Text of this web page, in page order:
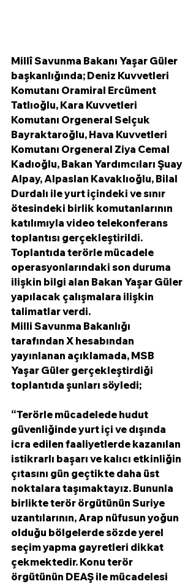
Millî Savunma Bakanı Yaşar Güler
başkanlığında; Deniz Kuvvetleri
Komutanı Oramiral Ercüment
Tatlıoğlu, Kara Kuvvetleri
Komutanı Orgeneral Selçuk
Bayraktaroğlu, Hava Kuvvetleri
Komutanı Orgeneral Ziya Cemal
Kadıoğlu, Bakan Yardımcıları Şuay
Alpay, Alpaslan Kavaklıoğlu, Bilal
Durdalı ile yurt içindeki ve sınır
ötesindeki birlik komutanlarının
katılımıyla video telekonferans
toplantısı gerçekleştirildi.
Toplantıda terörle mücadele
operasyonlarındaki son duruma
ilişkin bilgi alan Bakan Yaşar Güler
yapılacak çalışmalara ilişkin
talimatlar verdi.
Milli Savunma Bakanlığı
tarafından X hesabından
yayınlanan açıklamada, MSB
Yaşar Güler gerçekleştirdiği
toplantıda şunları söyledi;
“Terörle mücadelede hudut
güvenliğinde yurt içi ve dışında
icra edilen faaliyetlerde kazanılan
istikrarlı başarı ve kalıcı etkinliğin
çıtasını gün geçtikte daha üst
noktalara taşımaktayız. Bununla
birlikte terör örgütünün Suriye
uzantılarının, Arap nüfusun yoğun
olduğu bölgelerde sözde yerel
seçim yapma gayretleri dikkat
çekmektedir. Konu terör
örgütünün DEAŞ ile mücadelesi